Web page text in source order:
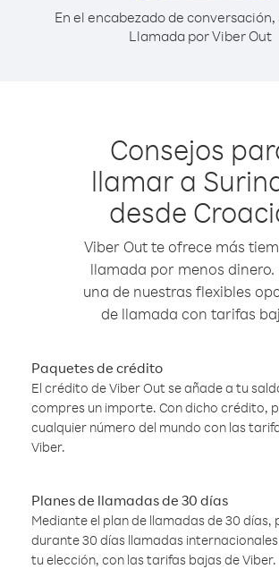
En el encabezado de
Llamada por Viber Out
Consejos
llamar a
desde
Viber Out te ofrece más
llamada por menos dinero.
una de nuestras flexibles
de llamada con tarifas
Paquetes de crédito
El crédito de Viber Out se añade a tu
compres un importe. Con dicho crédito,
cualquier número del mundo con las
Viber.
Planes de llamadas de 30 días
Mediante el plan de llamadas de 30 días,
durante 30 días llamadas
tu elección, con las tarifas bajas de Viber.